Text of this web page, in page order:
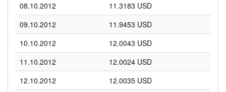
08.10.2012
11.3183 USD
09.10.2012
11.9453 USD
10.10.2012
12.0043 USD
11.10.2012
12.0024 USD
12.10.2012
12.0035 USD